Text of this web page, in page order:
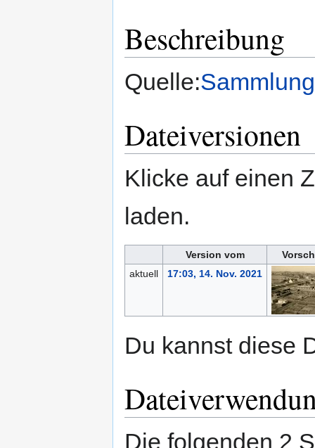
Beschreibung
Quelle:
Dateiversionen
Klicke auf einen
laden.
Version vom
aktuell
17:03, 14. Nov. 2021
Du kannst diese
Die folgenden 2